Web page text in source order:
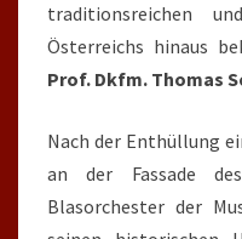
traditionsreichen
Österreichs hinaus
Prof. Dkfm. Thomas
Nach der Enthüllung
an der Fassade
Blasorchester der